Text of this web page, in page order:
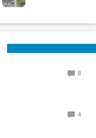
8
4